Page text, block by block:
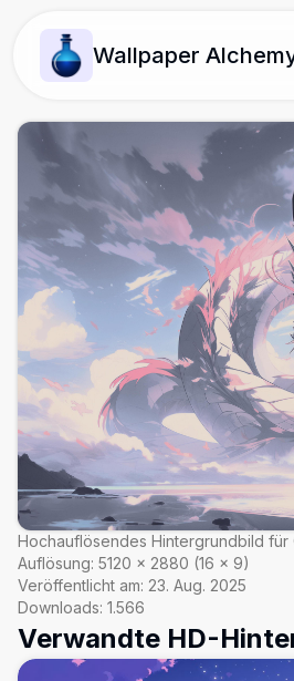
Wallpaper
Hochauflösendes Hintergrundbild
Auflösung: 5120 × 2880 (16 × 9)
Veröffentlicht am: 23. Aug. 2025
Downloads: 1.566
Verwandte HD-